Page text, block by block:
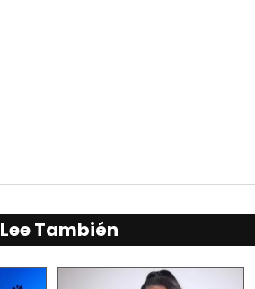
Lee También